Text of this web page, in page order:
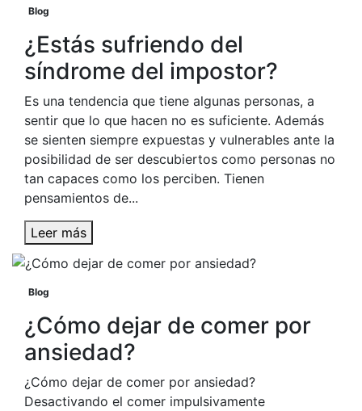
Blog
¿Estás sufriendo del
síndrome del impostor?
Es una tendencia que tiene algunas personas, a
sentir que lo que hacen no es suficiente. Además
se sienten siempre expuestas y vulnerables ante la
posibilidad de ser descubiertos como personas no
tan capaces como los perciben. Tienen
pensamientos de...
Leer más
Blog
¿Cómo dejar de comer por
ansiedad?
¿Cómo dejar de comer por ansiedad?
Desactivando el comer impulsivamente